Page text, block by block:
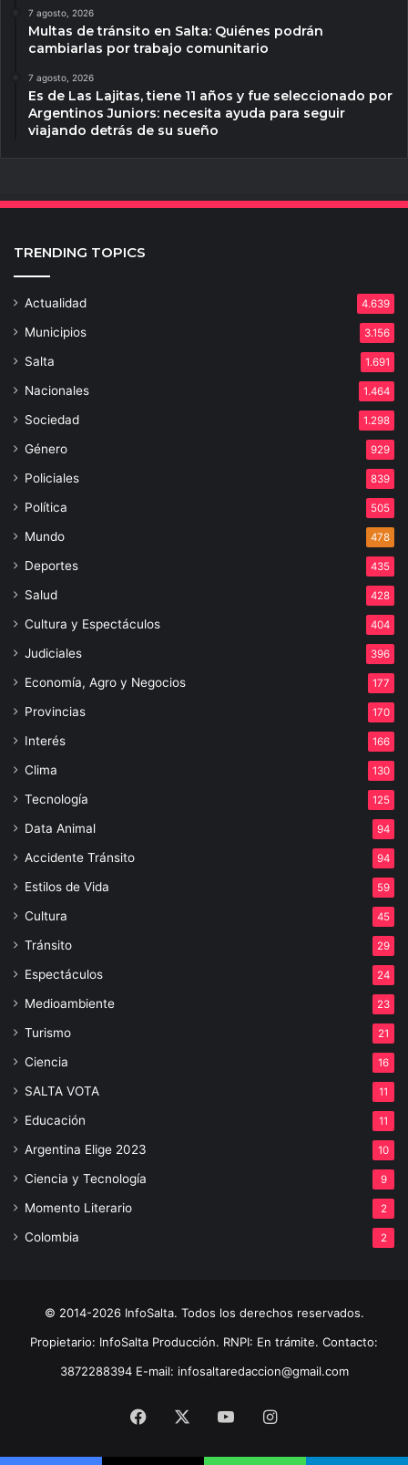
7 agosto, 2026
Multas de tránsito en Salta: Quiénes podrán
cambiarlas por trabajo comunitario
7 agosto, 2026
Es de Las Lajitas, tiene 11 años y fue seleccionado por
Argentinos Juniors: necesita ayuda para seguir
viajando detrás de su sueño
TRENDING TOPICS
Actualidad 4.639
Municipios 3.156
Salta 1.691
Nacionales 1.464
Sociedad 1.298
Género 929
Policiales 839
Política 505
Mundo 478
Deportes 435
Salud 428
Cultura y Espectáculos 404
Judiciales 396
Economía, Agro y Negocios 177
Provincias 170
Interés 166
Clima 130
Tecnología 125
Data Animal 94
Accidente Tránsito 94
Estilos de Vida 59
Cultura 45
Tránsito 29
Espectáculos 24
Medioambiente 23
Turismo 21
Ciencia 16
SALTA VOTA 11
Educación 11
Argentina Elige 2023 10
Ciencia y Tecnología 9
Momento Literario 2
Colombia 2
© 2014-2026 InfoSalta. Todos los derechos reservados.
Propietario: InfoSalta Producción. RNPI: En trámite. Contacto:
3872288394 E-mail: infosaltaredaccion@gmail.com
Facebook YouTubeInstagram